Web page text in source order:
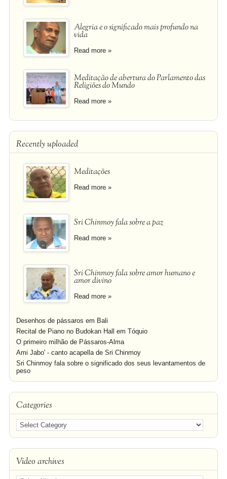
Alegria e o significado mais profundo na
vida
Read more »
Meditação de abertura do Parlamento das
Religiões do Mundo
Read more »
Recently uploaded
Meditações
Read more »
Sri Chinmoy fala sobre a paz
Read more »
Sri Chinmoy fala sobre amor humano e
amor divino
Read more »
Desenhos de pássaros em Bali
Recital de Piano no Budokan Hall em Tóquio
O primeiro milhão de Pássaros-Alma
Ami Jabo' - canto acapella de Sri Chinmoy
Sri Chinmoy fala sobre o significado dos seus levantamentos de
peso
Categories
Video archives